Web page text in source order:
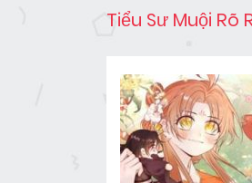
Tiểu Sư Muội Rõ